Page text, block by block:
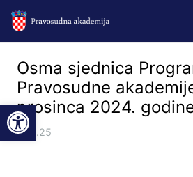
Open toolbar
Osma sjednica
Pravosudne
prosinca 2024.
8.01.25